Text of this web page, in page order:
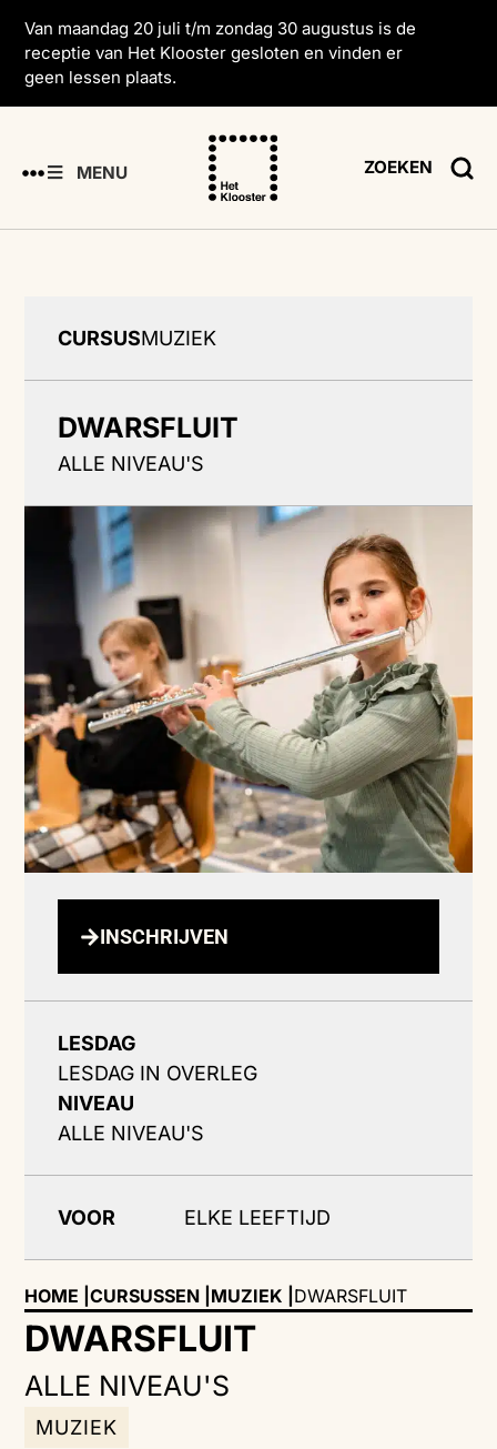
Van maandag 20 juli t/m zondag 30 augustus is de
receptie van Het Klooster gesloten en vinden er
geen lessen plaats.
MENU ZOEKEN
HOME |CURSUSSEN | MUZIEK DWARSFLUIT
DWARSFLUIT
ALLE NIVEAU'S
MUZIEK
CURSUSMUZIEK
DWARSFLUIT
ALLE NIVEAU'S
INSCHRIJVEN
LESDAG
LESDAG IN OVERLEG
NIVEAU
ALLE NIVEAU'S
VOOR ELKE LEEFTIJD